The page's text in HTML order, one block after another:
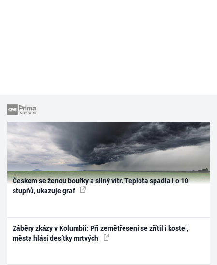
Českem se ženou bouřky a silný vítr. Teplota spadla i o 10
stupňů, ukazuje graf
Záběry zkázy v Kolumbii: Při zemětřesení se zřítil i kostel,
města hlásí desítky mrtvých